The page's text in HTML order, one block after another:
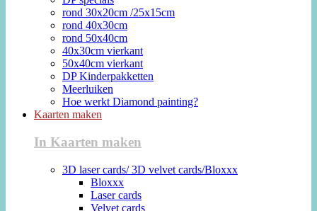
rond 30x20cm /25x15cm
rond 40x30cm
rond 50x40cm
40x30cm vierkant
50x40cm vierkant
DP Kinderpakketten
Meerluiken
Hoe werkt Diamond painting?
Kaarten maken
In Kaarten maken
3D laser cards/ 3D velvet cards/Bloxxx
Bloxxx
Laser cards
Velvet cards